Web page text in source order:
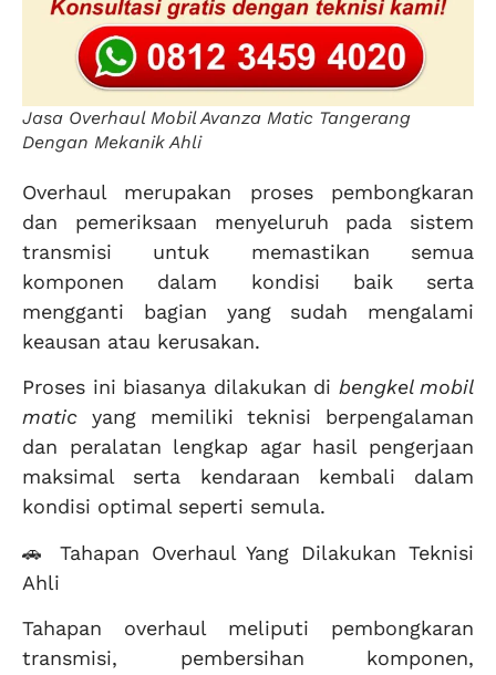
Jasa Overhaul Mobil Avanza Matic Tangerang
Dengan Mekanik Ahli
Overhaul merupakan proses pembongkaran
dan pemeriksaan menyeluruh pada sistem
transmisi untuk memastikan semua
komponen dalam kondisi baik serta
mengganti bagian yang sudah mengalami
keausan atau kerusakan.
Proses ini biasanya dilakukan di bengkel mobil
matic yang memiliki teknisi berpengalaman
dan peralatan lengkap agar hasil pengerjaan
maksimal serta kendaraan kembali dalam
kondisi optimal seperti semula.
🚗 Tahapan Overhaul Yang Dilakukan Teknisi
Ahli
Tahapan overhaul meliputi pembongkaran
transmisi, pembersihan komponen,